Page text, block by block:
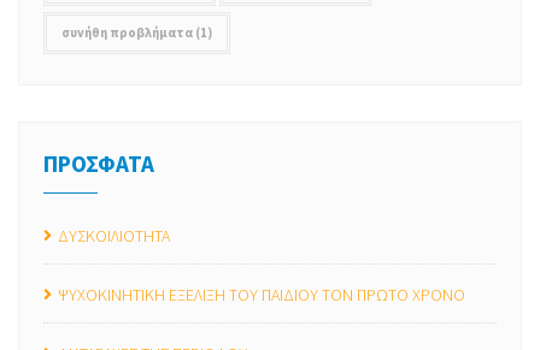
συνήθη προβλήματα (1)
ΠΡΟΣΦΑΤΑ
ΔΥΣΚΟΙΛΙΟΤΗΤΑ
ΨΥΧΟΚΙΝΗΤΙΚΗ ΕΞΕΛΙΞΗ ΤΟΥ ΠΑΙΔΙΟΥ ΤΟΝ ΠΡΩΤΟ ΧΡΟΝΟ